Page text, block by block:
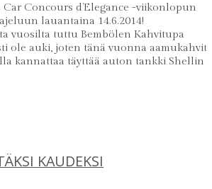
Concours d’Elegance -viikonlopun
lauantaina 14.6.2014!
vuosilta tuttu Bembölen Kahvitupa
ole auki, joten tänä vuonna aamukahvit
kannattaa täyttää auton tankki Shellin
KAUDEKSI